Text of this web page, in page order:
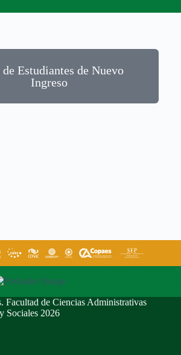
Estudiantes de Nuevo
Ingreso
Facultad de Ciencias Administrativas
y Sociales 2026